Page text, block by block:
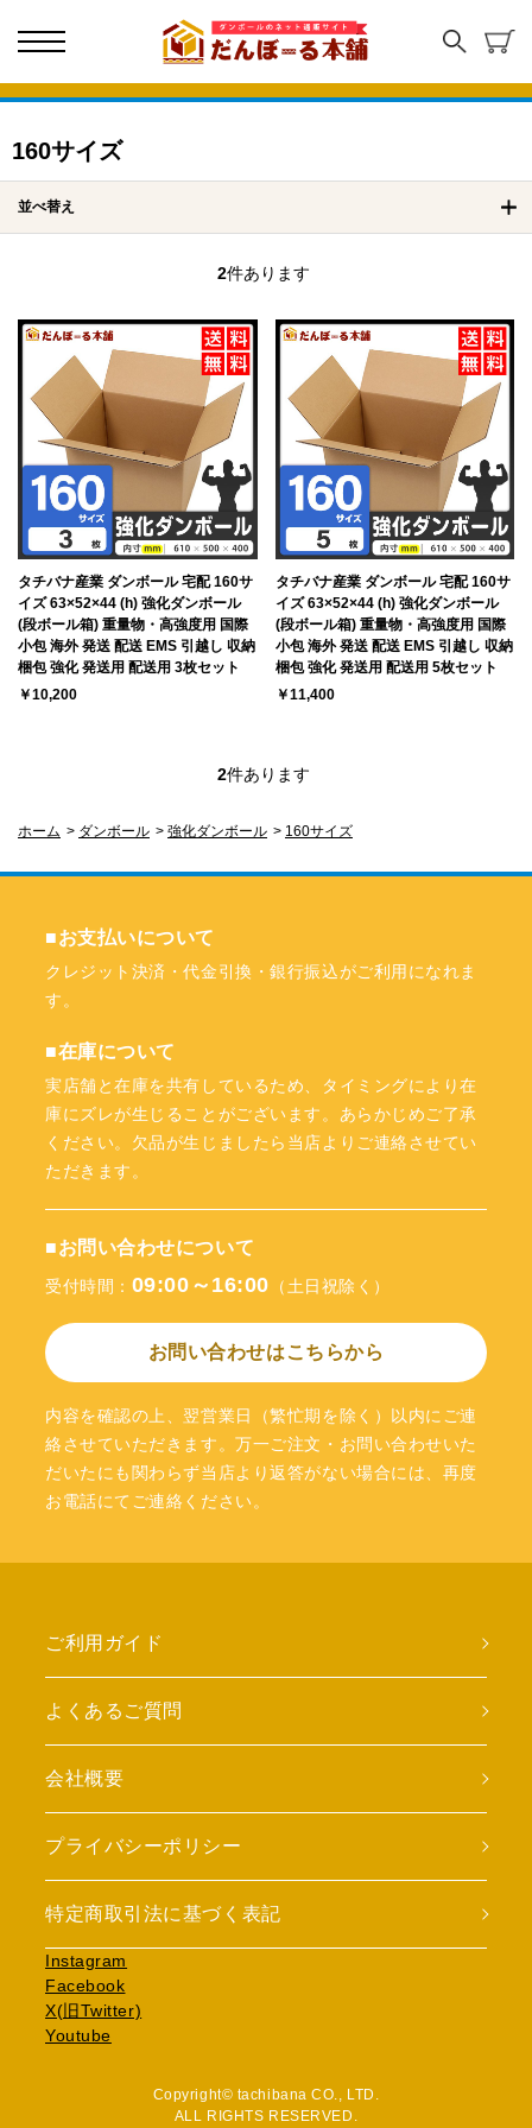
160サイズ
並べ替え
2件あります
タチバナ産業 ダンボール 宅配 160サ
イズ 63×52×44 (h) 強化ダンボール
(段ボール箱) 重量物・高強度用 国際
小包 海外 発送 配送 EMS 引越し 収納
梱包 強化 発送用 配送用 3枚セット
￥10,200
タチバナ産業 ダンボール 宅配 160サ
イズ 63×52×44 (h) 強化ダンボール
(段ボール箱) 重量物・高強度用 国際
小包 海外 発送 配送 EMS 引越し 収納
梱包 強化 発送用 配送用 5枚セット
￥11,400
2件あります
ホーム > ダンボール > 強化ダンボール > 160サイズ
■お支払いについて
クレジット決済・代金引換・銀行振込がご利用になれま
す。
■在庫について
実店舗と在庫を共有しているため、タイミングにより在
庫にズレが生じることがございます。あらかじめご了承
ください。欠品が生じましたら当店よりご連絡させてい
ただきます。
■お問い合わせについて
受付時間： 09:00～16:00 （土日祝除く）
お問い合わせはこちらから
内容を確認の上、翌営業日（繁忙期を除く）以内にご連
絡させていただきます。万一ご注文・お問い合わせいた
だいたにも関わらず当店より返答がない場合には、再度
お電話にてご連絡ください。
ご利用ガイド
よくあるご質問
会社概要
プライバシーポリシー
特定商取引法に基づく表記
Instagram
Facebook
X(旧Twitter)
Youtube
Copyright© tachibana CO., LTD.
ALL RIGHTS RESERVED.